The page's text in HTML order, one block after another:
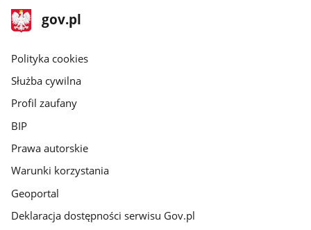
stopka
gov.pl
Strona
gov.pl
gov.pl
Polityka cookies
Służba cywilna
Profil zaufany
BIP
Prawa autorskie
Warunki korzystania
Geoportal
Deklaracja dostępności serwisu Gov.pl